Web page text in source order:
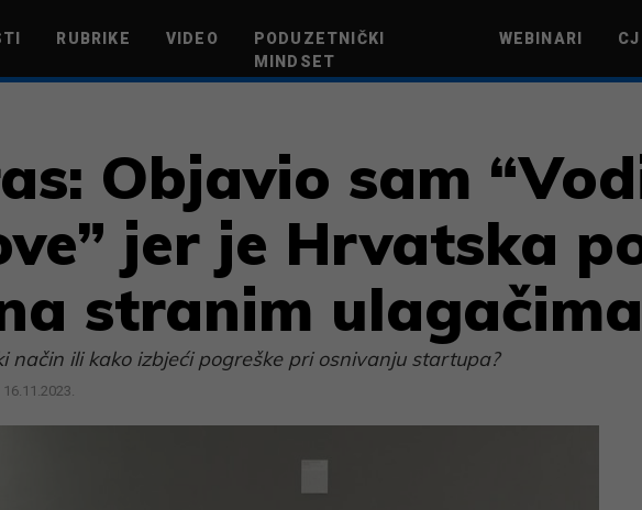
RUBRIKE VIDEO
PODUZETNIČKI
MINDSET
WEBINARI
Objavio sam
jer je Hrvatska
stranim ulagačima
način ili kako izbjeći pogreške pri osnivanju startupa?
16.11.2023.